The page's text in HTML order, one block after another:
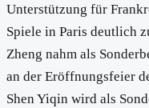
Unterstützung für
Spiele in Paris deutlich
Zheng nahm als
an der Eröffnungsfeier
Shen Yiqin wird als